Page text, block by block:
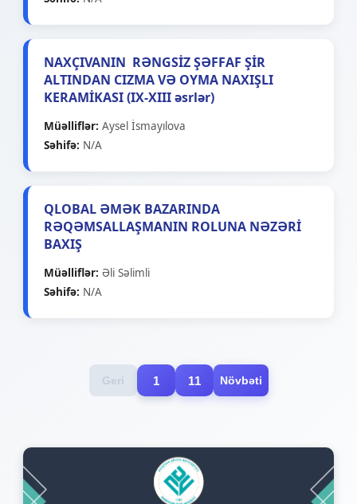
NAXÇIVANIN RƏNGSİZ ŞƏFFAF ŞİR
ALTINDAN CIZMA VƏ OYMA NAXIŞLI
KERAMİKASI (IX-XIII əsrlər)
Müəlliflər: Aysel İsmayılova
Səhifə: N/A
QLOBAL ƏMƏK BAZARINDA
RƏQƏMSALLAŞMANIN ROLUNA NƏZƏRİ
BAXIŞ
Müəlliflər: Əli Səlimli
Səhifə: N/A
Geri 1 11 Növbəti
Qapaq şəklini yüklə